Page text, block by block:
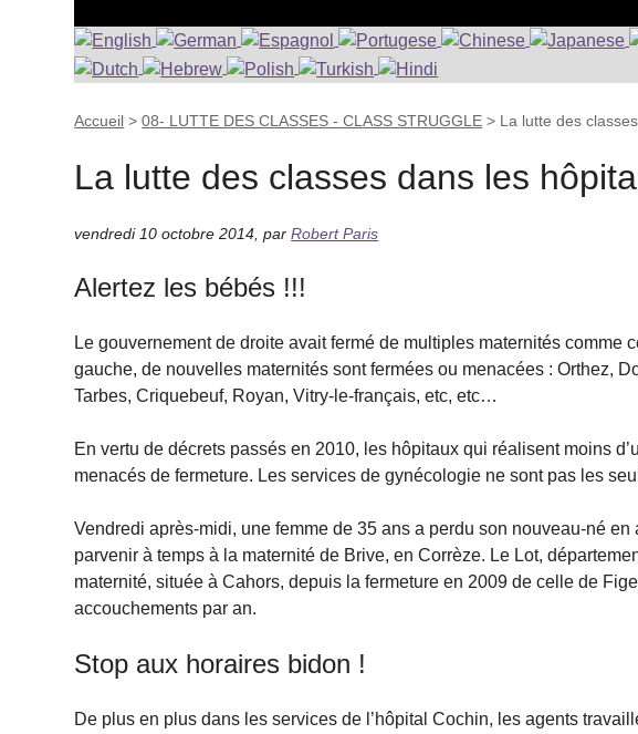
Accueil >08- LUTTE DES CLASSES - CLASS STRUGGLE > La lutte des
La lutte des classes dans les
vendredi 10 octobre 2014 ,parRobert Paris
Alertez les bébés !!!
Le gouvernement de droite avait fermé de multiples maternités comme
gauche, de nouvelles maternités sont fermées ou menacées : Orthez,
Tarbes, Criquebeuf, Royan, Vitry-le-français, etc, etc…
En vertu de décrets passés en 2010, les hôpitaux qui réalisent moins
menacés de fermeture. Les services de gynécologie ne sont pas les
Vendredi après-midi, une femme de 35 ans a perdu son nouveau-né en
parvenir à temps à la maternité de Brive, en Corrèze. Le Lot,
maternité, située à Cahors, depuis la fermeture en 2009 de celle de
accouchements par an.
Stop aux horaires bidon !
De plus en plus dans les services de l’hôpital Cochin, les agents